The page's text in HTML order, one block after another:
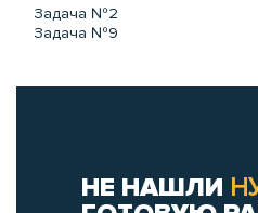
Задача №2
Задача №9
НЕ НАШЛИ